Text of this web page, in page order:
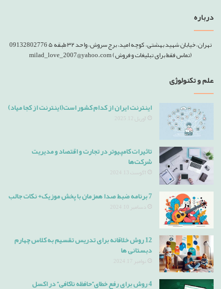
درباره
تهران، خیابان شهید بهشتی، کوچه امید، برج سروش، واحد ۳۲ طبقه ۵ 09132802776
(تماس فقط برای تبلیغات و فروش) milad_love_2007@yahoo.com
علم و تکنولوژی
اینترنت ایران از کدام کشور است(اینترنت از کجا میاد)
آوریل 12, 2025
تاثیرات کامپیوتر در تجارت و اقتصاد و مدیریت
شرکت‌ها
آگوست 13, 2024
7 برنامه ضبط صدا همزمان با پخش موزیک+ نکات جالب
دسامبر 10, 2024
12 روش خلاقانه برای تدریس تقسیم به کلاس چهارم
دبستانی ها
نوامبر 17, 2024
4 روش برای رفع خطای”حافظه ناکافی” در اکسل